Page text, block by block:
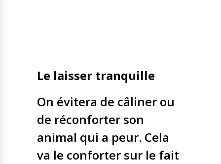
Le laisser tranquille
On évitera de câliner ou
de réconforter son
animal qui a peur. Cela
va le conforter sur le fait